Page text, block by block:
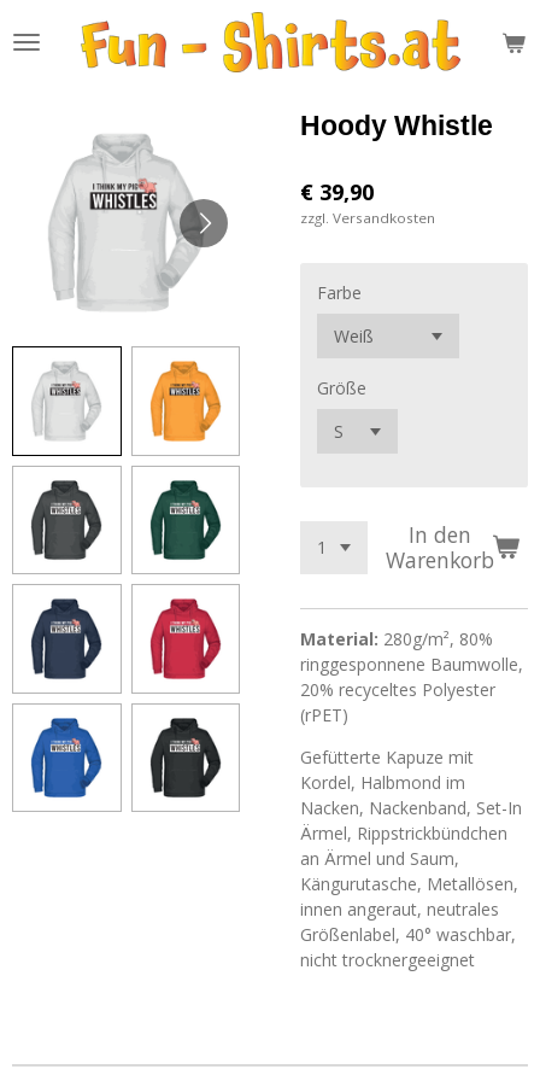
Hauptinhalt
Hoody Whistle
€ 39,90
zzgl. Versandkosten
Farbe
Größe
In den
Warenkorb
Material: 280g/m², 80%
ringgesponnene Baumwolle,
20% recyceltes Polyester
(rPET)
Gefütterte Kapuze mit
Kordel, Halbmond im
Nacken, Nackenband, Set-In
Ärmel, Rippstrickbündchen
an Ärmel und Saum,
Kängurutasche, Metallösen,
innen angeraut, neutrales
Größenlabel, 40° waschbar,
nicht trocknergeeignet